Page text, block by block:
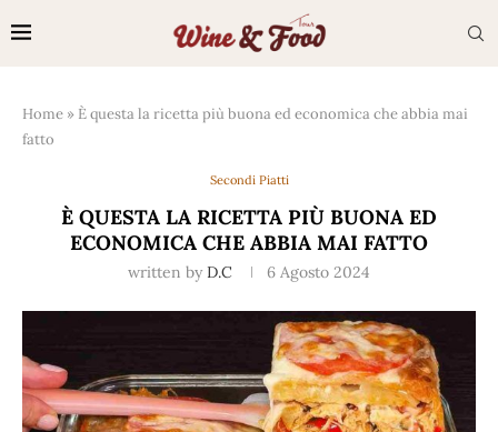
Home » È questa la ricetta più buona ed economica che abbia mai
fatto
Secondi Piatti
È QUESTA LA RICETTA PIÙ BUONA ED
ECONOMICA CHE ABBIA MAI FATTO
written by D.C 6 Agosto 2024